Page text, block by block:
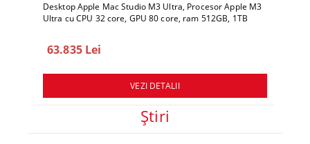
Desktop Apple Mac Studio M3 Ultra, Procesor Apple M3
Ultra cu CPU 32 core, GPU 80 core, ram 512GB, 1TB
63.835 Lei
VEZI DETALII
Ştiri